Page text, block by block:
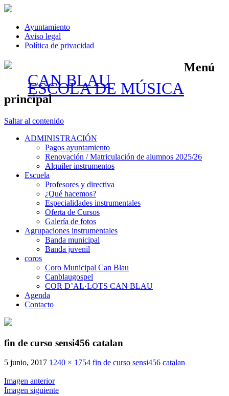
Ayuntamiento
Aviso legal
Política de privacidad
CAN BLAU
ESCOLA DE MÚSICA
Menú
principal
Saltar al contenido
ADMINISTRACIÓN
Pagos ayuntamiento
Renovación / Matriculación de alumnos 2025/26
Alquiler instrumentos
Escuela
Profesores y directiva
¿Qué hacemos?
Especialidades instrumentales
Oferta de Cursos
Galería de fotos
Agrupaciones instrumentales
Banda municipal
Banda juvenil
coros
Coro Municipal Can Blau
Canblaugospel
COR D’AL·LOTS CAN BLAU
Agenda
Contacto
fin de curso sensi456 catalan
5 junio, 2017 1240 × 1754 fin de curso sensi456 catalan
Imagen anterior
Imagen siguiente